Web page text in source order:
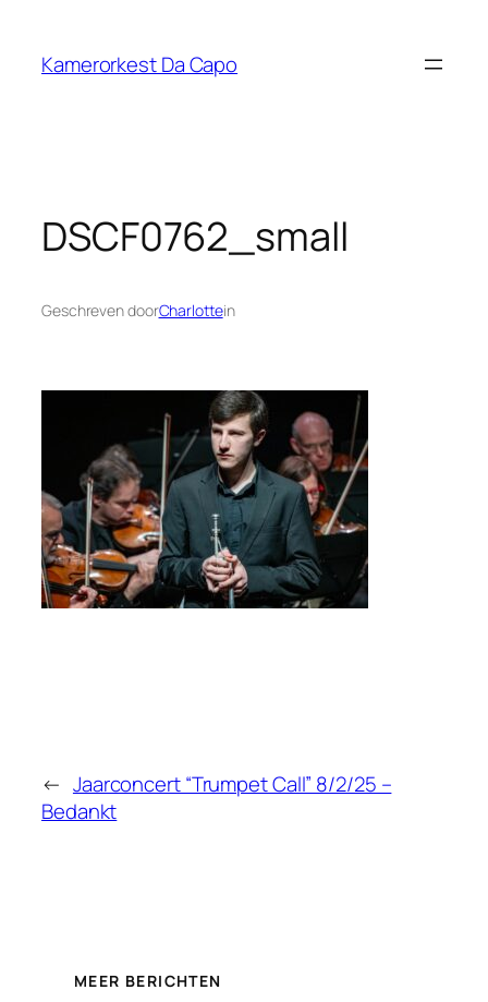
Kamerorkest Da Capo
DSCF0762_small
Geschreven doorCharlottein
← Jaarconcert “Trumpet Call” 8/2/25 –
Bedankt
MEER BERICHTEN